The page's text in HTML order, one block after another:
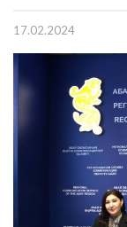
17.02.2024